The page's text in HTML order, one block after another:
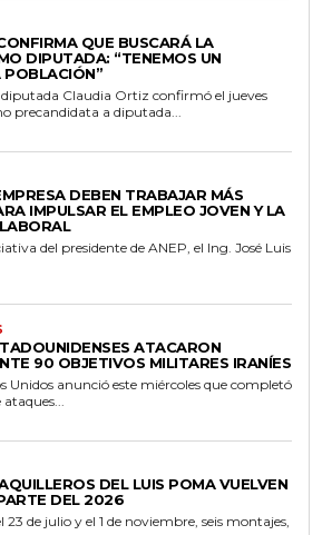
QUE BUSCARÁ LA
DIPUTADA: “TENEMOS UN
diputada Claudia Ortiz confirmó el jueves
precandidata a diputada...
DEBEN TRABAJAR MÁS
IMPULSAR EL EMPLEO JOVEN Y LA
del presidente de ANEP, el Ing. José Luis
ATACARON
90 OBJETIVOS MILITARES IRANÍES
Unidos anunció este miércoles que completó
DEL LUIS POMA VUELVEN
DEL 2026
23 de julio y el 1 de noviembre, seis montajes,